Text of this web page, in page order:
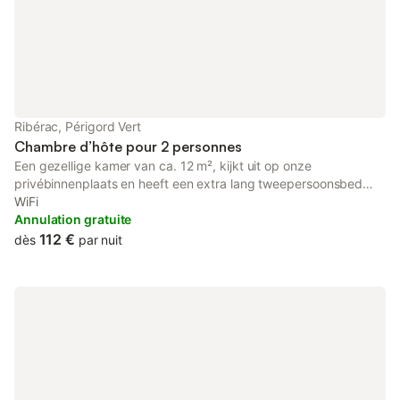
Ribérac, Périgord Vert
Chambre d’hôte pour 2 personnes
Een gezellige kamer van ca. 12 m², kijkt uit op onze
privébinnenplaats en heeft een extra lang tweepersoonsbed
(140x200cm) met een wastafel en ensuite doucheruimte. De
kamer heeft een kast en een bureau.
WiFi
Annulation gratuite
dès 112 € par nuit